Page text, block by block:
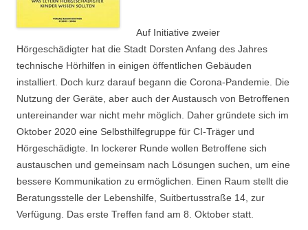
Auf Initiative zweier
Hörgeschädigter hat die Stadt Dorsten Anfang des Jahres
technische Hörhilfen in einigen öffentlichen Gebäuden
installiert. Doch kurz darauf begann die Corona-Pandemie. Die
Nutzung der Geräte, aber auch der Austausch von Betroffenen
untereinander war nicht mehr möglich. Daher gründete sich im
Oktober 2020 eine Selbsthilfegruppe für CI-Träger und
Hörgeschädigte. In lockerer Runde wollen Betroffene sich
austauschen und gemeinsam nach Lösungen suchen, um eine
bessere Kommunikation zu ermöglichen. Einen Raum stellt die
Beratungsstelle der Lebenshilfe, Suitbertusstraße 14, zur
Verfügung. Das erste Treffen fand am 8. Oktober statt.